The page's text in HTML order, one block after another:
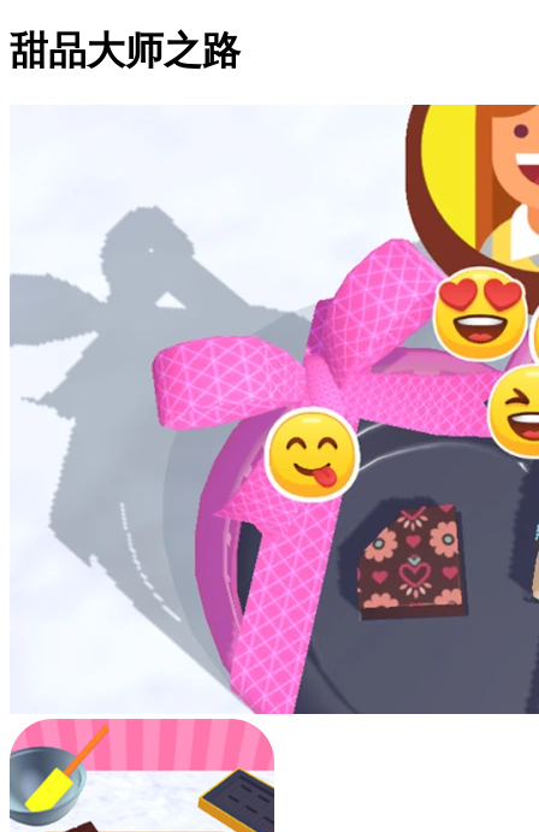
甜品大师之路